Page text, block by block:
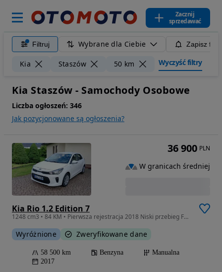
Zacznij
sprzedawać
Filtruj Wybrane dla Ciebie Zapisz
Kia Staszów 50 km Wyczyść filtry
Kia Staszów - Samochody Osobowe
Liczba ogłoszeń: 346
Jak pozycjonowane są ogłoszenia?
Kia Rio 1.2 Edition 7
1248 cm3 • 84 KM • Pierwsza rejestracja 2018 Niski przebieg Faktura VAT
Wyróżnione Zweryfikowane dane
58 500 km Benzyna
Manualna
2017
36 900 PLN
W granicach średniej